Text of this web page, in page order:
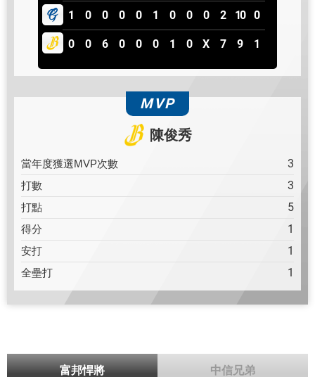
1 0 0 0 0 1 0 0 0
0 0 6 0 0 0 1 0 X
2 10 0
7 9 1
MVP
陳俊秀
當年度獲選MVP次數 3
打數 3
打點 5
得分 1
安打 1
全壘打 1
富邦悍將 中信兄弟